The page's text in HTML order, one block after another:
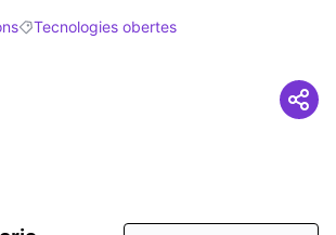
Tallers i formacions
Resultats en filtrar per: Tecnologies obertes
Tecnologies obertes